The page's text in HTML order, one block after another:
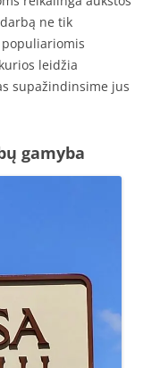
ne tik
leidžia
supažindinsime jus
gamyba